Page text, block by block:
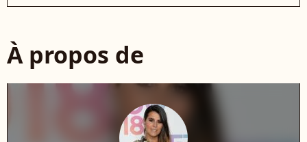
À propos de